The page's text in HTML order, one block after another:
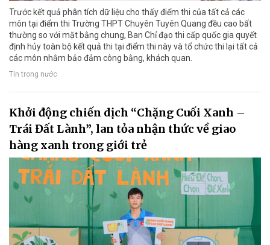
Trước kết quả phân tích dữ liệu cho thấy điểm thi của tất cả các
môn tại điểm thi Trường THPT Chuyên Tuyên Quang đều cao bất
thường so với mặt bằng chung, Ban Chỉ đạo thi cấp quốc gia quyết
định hủy toàn bộ kết quả thi tại điểm thi này và tổ chức thi lại tất cả
các môn nhằm bảo đảm công bằng, khách quan.
Tin trong nước
Khởi động chiến dịch “Chặng Cuối Xanh –
Trái Đất Lành”, lan tỏa nhận thức về giao
hàng xanh trong giới trẻ